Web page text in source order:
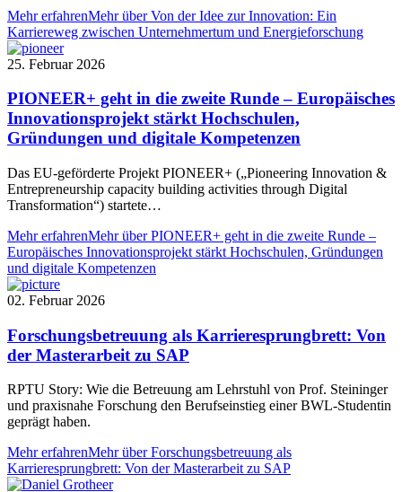
Mehr erfahrenMehr über Von der Idee zur Innovation: Ein
Karriereweg zwischen Unternehmertum und Energieforschung
25. Februar 2026
PIONEER+ geht in die zweite Runde – Europäisches
Innovationsprojekt stärkt Hochschulen,
Gründungen und digitale Kompetenzen
Das EU-geförderte Projekt PIONEER+ („Pioneering Innovation &
Entrepreneurship capacity building activities through Digital
Transformation“) startete…
Mehr erfahrenMehr über PIONEER+ geht in die zweite Runde –
Europäisches Innovationsprojekt stärkt Hochschulen, Gründungen
und digitale Kompetenzen
02. Februar 2026
Forschungsbetreuung als Karrieresprungbrett: Von
der Masterarbeit zu SAP
RPTU Story: Wie die Betreuung am Lehrstuhl von Prof. Steininger
und praxisnahe Forschung den Berufseinstieg einer BWL-Studentin
geprägt haben.
Mehr erfahrenMehr über Forschungsbetreuung als
Karrieresprungbrett: Von der Masterarbeit zu SAP